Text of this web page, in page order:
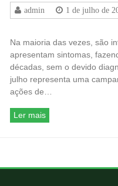
admin 1 de julho de
Na maioria das vezes, são
apresentam sintomas,
décadas, sem o devido
julho representa uma
ações de…
Ler mais